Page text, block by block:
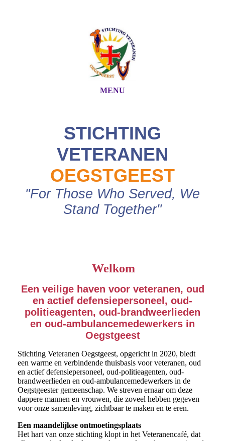
MENU
STICHTING
VETERANEN
OEGSTGEEST
"For Those Who Served, We
Stand Together"
Welkom
Een veilige haven voor veteranen, oud
en actief defensiepersoneel, oud-
politieagenten, oud-brandweerlieden
en oud-ambulancemedewerkers in
Oegstgeest
Stichting Veteranen Oegstgeest, opgericht in 2020, biedt
een warme en verbindende thuisbasis voor veteranen, oud
en actief defensiepersoneel, oud-politieagenten, oud-
brandweerlieden en oud-ambulancemedewerkers in de
Oegstgeester gemeenschap. We streven ernaar om deze
dappere mannen en vrouwen, die zoveel hebben gegeven
voor onze samenleving, zichtbaar te maken en te eren.
Een maandelijkse ontmoetingsplaats
Het hart van onze stichting klopt in het Veteranencafé, dat